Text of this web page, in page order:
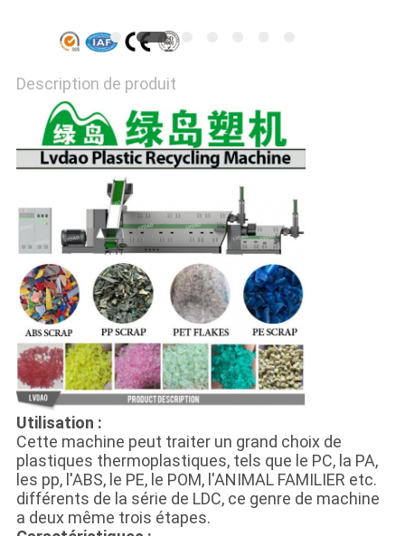
Description de produit
Utilisation :
Cette machine peut traiter un grand choix de
plastiques thermoplastiques, tels que le PC, la PA,
les pp, l'ABS, le PE, le POM, l'ANIMAL FAMILIER etc.
différents de la série de LDC, ce genre de machine
a deux même trois étapes.